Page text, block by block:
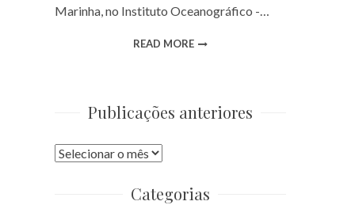
Marinha, no Instituto Oceanográfico -…
READ MORE
Publicações anteriores
Publicações
Categorias